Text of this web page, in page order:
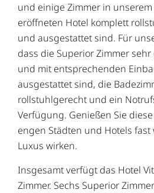
und einige Zimmer in
eröffneten Hotel komplett
und ausgestattet sind. Für
dass die Superior Zimmer
und mit entsprechenden
ausgestattet sind, die
rollstuhlgerecht und ein
Verfügung. Genießen Sie
engen Städten und Hotels
Luxus wirken.
Insgesamt verfügt das Hotel
Zimmer. Sechs Superior